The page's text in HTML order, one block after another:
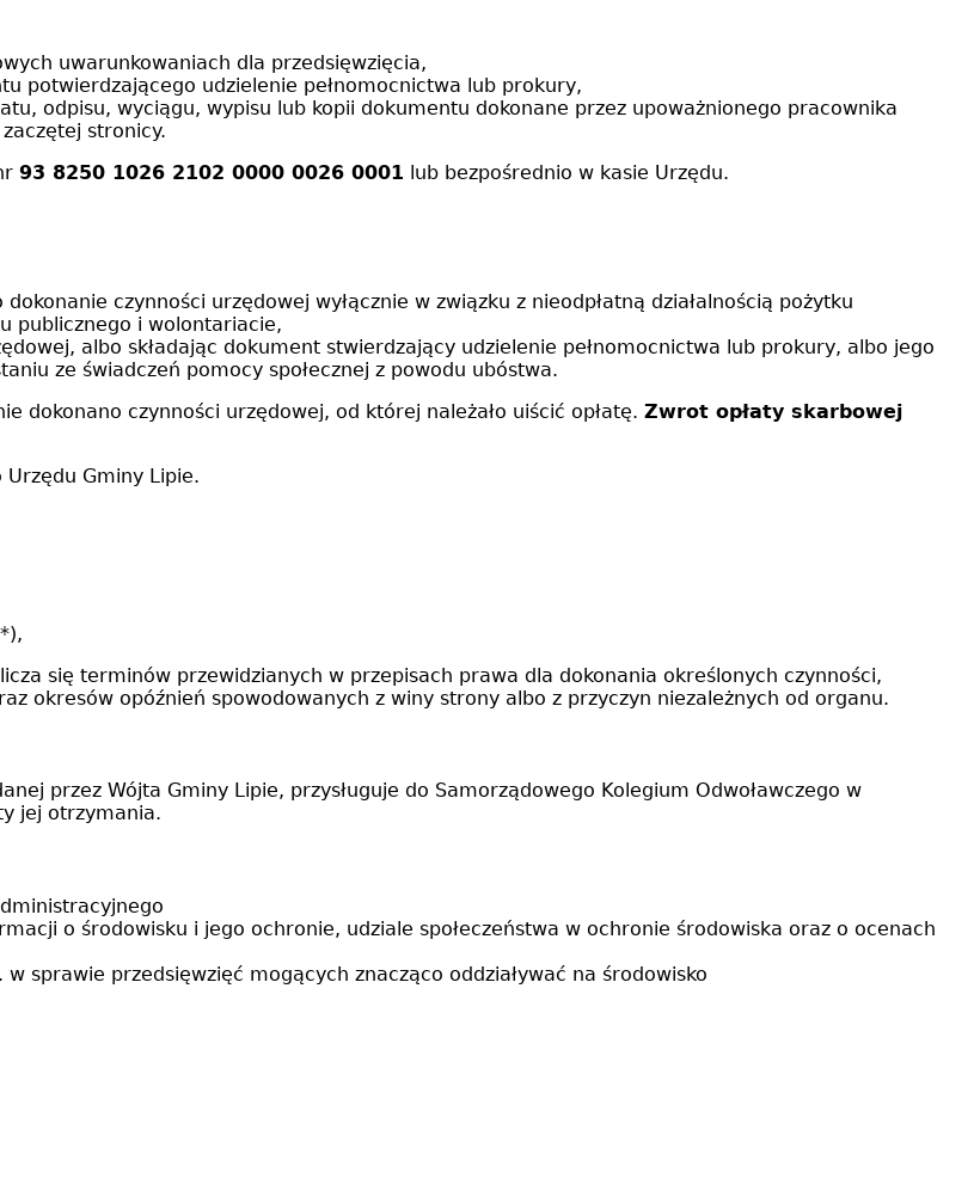
uwarunkowaniach dla przedsięwzięcia,
potwierdzającego udzielenie pełnomocnictwa lub prokury,
odpisu, wyciągu, wypisu lub kopii dokumentu dokonane przez upoważnionego pracownika
stronicy.
93 8250 1026 2102 0000 0026 0001 lub bezpośrednio w kasie Urzędu.
czynności urzędowej wyłącznie w związku z nieodpłatną działalnością pożytku
publicznego i wolontariacie,
albo składając dokument stwierdzający udzielenie pełnomocnictwa lub prokury, albo jego
ze świadczeń pomocy społecznej z powodu ubóstwa.
dokonano czynności urzędowej, od której należało uiścić opłatę. Zwrot opłaty skarbowej
Urzędu Gminy Lipie.
się terminów przewidzianych w przepisach prawa dla dokonania określonych czynności,
okresów opóźnień spowodowanych z winy strony albo z przyczyn niezależnych od organu.
przez Wójta Gminy Lipie, przysługuje do Samorządowego Kolegium Odwoławczego w
jej otrzymania.
o środowisku i jego ochronie, udziale społeczeństwa w ochronie środowiska oraz o ocenach
sprawie przedsięwzięć mogących znacząco oddziaływać na środowisko